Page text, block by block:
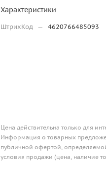
Характеристики
ШтрихКод — 4620766485093
Цена действительна только для
Информация о товарных
публичной офертой,
условия продажи (цена, наличие